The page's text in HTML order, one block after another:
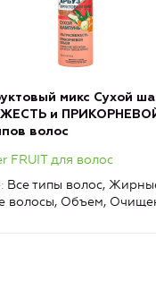
микс Сухой
и
волос
FRUIT для волос
Все типы волос,
волосы, Объем,